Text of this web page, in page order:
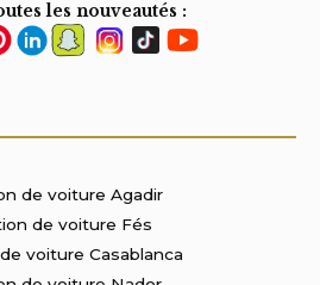
les nouveautés :
de voiture Agadir
de voiture Fés
voiture Casablanca